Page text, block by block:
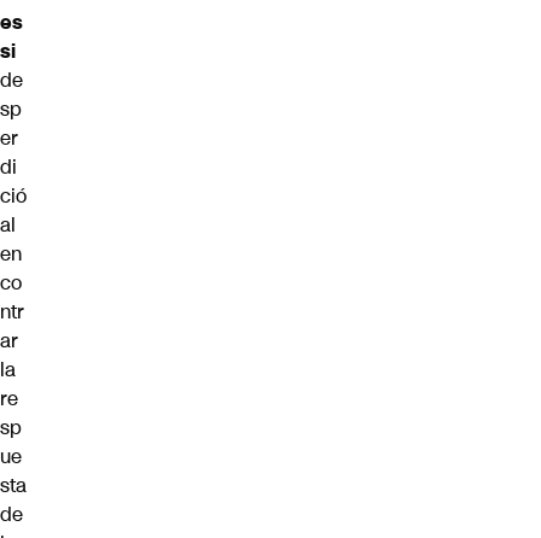
es
si
de
sp
er
di
ció
al
en
co
ntr
ar
la
re
sp
ue
sta
de